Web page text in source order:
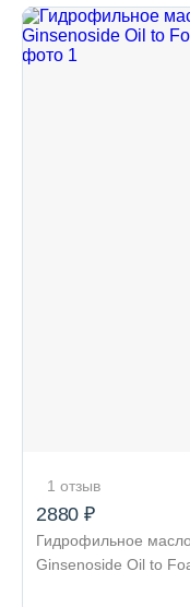
1 отзыв
2880 ₽
Гидрофильное
Ginsenoside Oil to